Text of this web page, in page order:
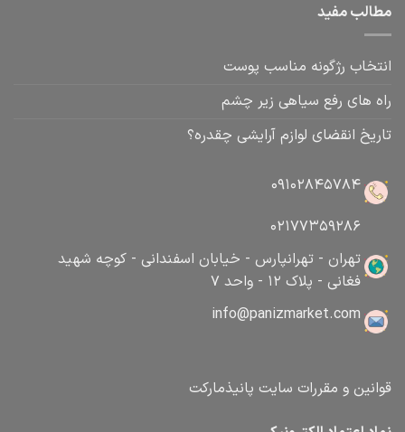
مطالب مفید
انتخاب رژگونه مناسب پوست
راه های رفع سیاهی زیر چشم
تاریخ انقضای لوازم آرایشی چقدره؟
09102845784
02177359286
تهران - تهرانپارس - خیابان اسفندانی - کوچه شهید
فغانی - پلاک 12 - واحد 7
info@panizmarket.com
قوانین و مقررات سایت پانیذمارکت